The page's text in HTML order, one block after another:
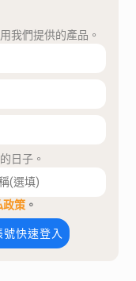
我們提供的產品。
日子。
政策 。
快速登入